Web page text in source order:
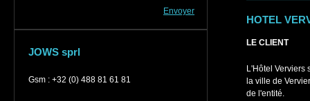
Envoyer
JOWS sprl
Gsm : +32 (0) 488 81 61 81
HOTEL
LE CLIENT
L'Hôtel Verviers
la ville de
de l'entité.